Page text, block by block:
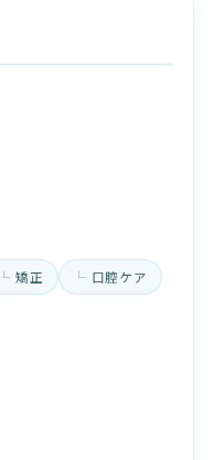
矯正 口腔ケア